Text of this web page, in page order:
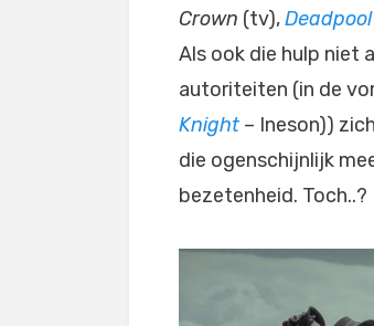
Crown (tv),
Als ook die hulp niet
autoriteiten (in de
Knight – Ineson))
die ogenschijnlijk
bezetenheid. Toch..?